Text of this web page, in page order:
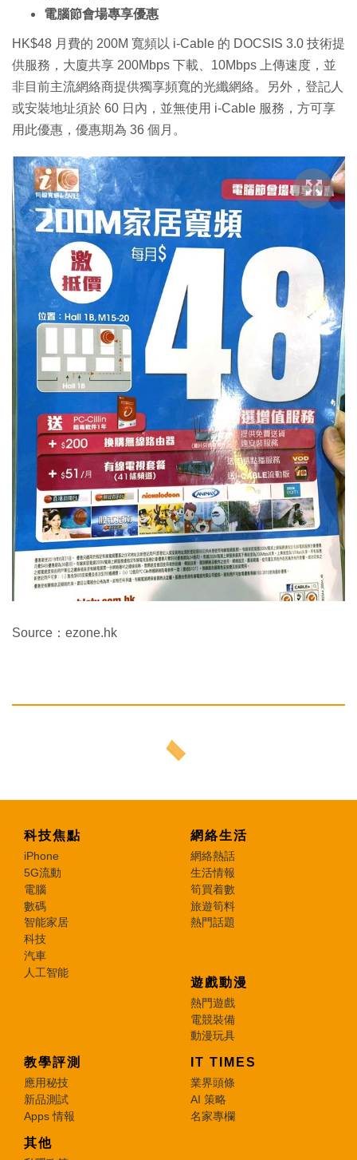
電腦節會場專享優惠
HK$48 月費的 200M 寬頻以 i-Cable 的 DOCSIS 3.0 技術提
供服務，大廈共享 200Mbps 下載、10Mbps 上傳速度，並
非目前主流網絡商提供獨享頻寬的光纖網絡。另外，登記人
或安裝地址須於 60 日內，並無使用 i-Cable 服務，方可享
用此優惠，優惠期為 36 個月。
Source：ezone.hk
科技焦點
iPhone
5G流動
電腦
數碼
智能家居
科技
汽車
人工智能
網絡生活
網絡熱話
生活情報
筍買着數
旅遊筍料
熱門話題
遊戲動漫
熱門遊戲
電競裝備
動漫玩具
教學評測
應用秘技
新品測試
Apps 情報
IT TIMES
業界頭條
AI 策略
名家專欄
其他